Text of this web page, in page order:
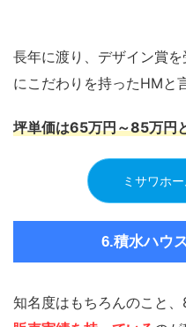
長年に渡り、デザイン賞
にこだわりを持ったHMと
坪単価は65万円～85万円
ミサワホ
6.積水ハウ
知名度はもちろんのこと